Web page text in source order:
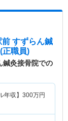
すずらん鍼
正職員)
鍼灸接骨院での
年収】 300万円